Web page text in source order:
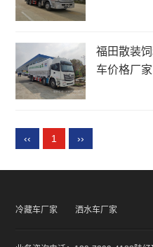
福田散装
车价格厂家
‹‹ 1 ››
冷藏车厂家 洒水车厂家